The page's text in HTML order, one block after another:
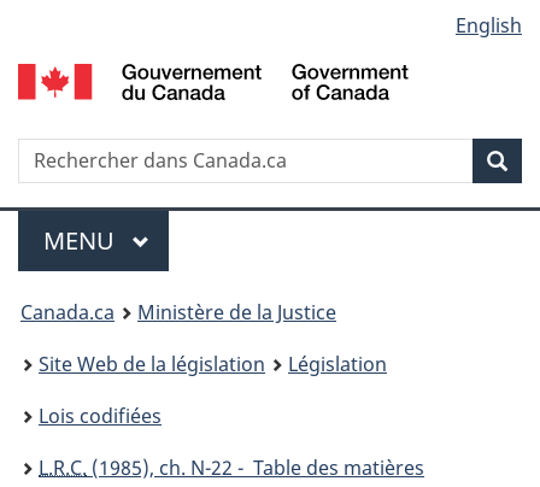
au
contenu
propos
de
la
HTML
simplifiée
selection
English
Recherche
Menu
MENU PRINCIPAL
You
are
here:
Canada.ca
Ministère de la Justice
Site Web de la législation
Législation
Lois codifiées
L.R.C. (1985), ch. N-22 - Table des matières